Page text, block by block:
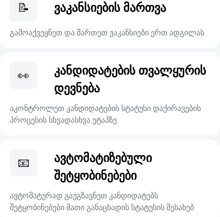
📝 ვაკანსიების მართვა
გამოაქვეყნეთ და მართეთ ვაკანსიები ერთ ადგილას
👀
კანდიდატების თვალყურის
დევნება
აკონტროლეთ კანდიდატების სტატუსი დაქირავების
პროცესის სხვადასხვა ეტაპზე
📧
ავტომატიზებული
შეტყობინებები
ავტომატურად გაუგზავნეთ კანდიდატებს
შეტყობინებები მათი განაცხადის სტატუსის შესახებ